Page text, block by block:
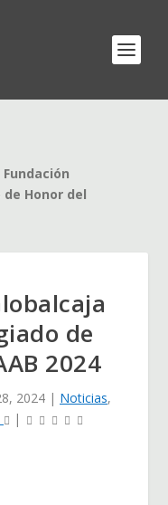
Fundación
Honor del
de
2024
2024 | Noticias,
|